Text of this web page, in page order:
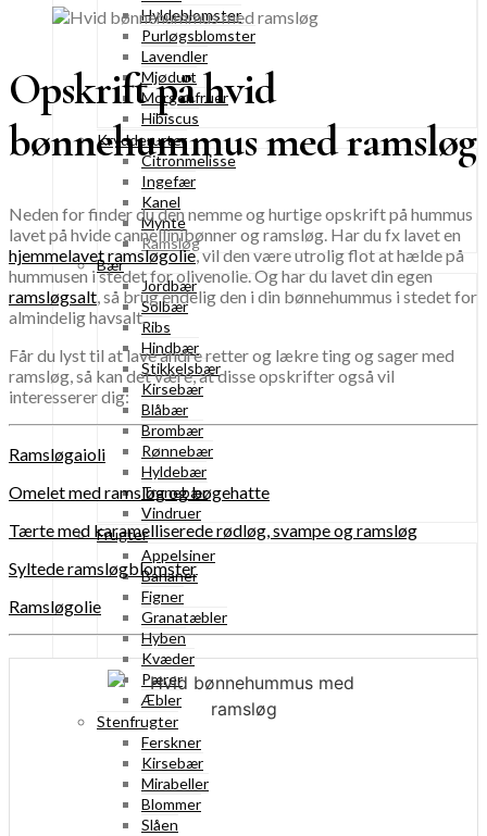
Hyldeblomster
Purløgsblomster
Lavendler
Mjødurt
Morgenfruer
Hibiscus
Krydderurter
Citronmelisse
Ingefær
Kanel
Mynte
Ramsløg
Bær
Jordbær
Solbær
Ribs
Hindbær
Stikkelsbær
Kirsebær
Blåbær
Brombær
Rønnebær
Hyldebær
Tranebær
Vindruer
Frugter
Appelsiner
Bananer
Figner
Granatæbler
Hyben
Kvæder
Pærer
Æbler
Stenfrugter
Ferskner
Kirsebær
Mirabeller
Blommer
Slåen
Opskrift på hvid
bønnehummus med ramsløg
Neden for finder du den nemme og hurtige opskrift på hummus
lavet på hvide cannellinibønner og ramsløg. Har du fx lavet en
hjemmelavet ramsløgolie, vil den være utrolig flot at hælde på
hummusen i stedet for olivenolie. Og har du lavet din egen
ramsløgsalt, så brug endelig den i din bønnehummus i stedet for
almindelig havsalt.
Får du lyst til at lave andre retter og lækre ting og sager med
ramsløg, så kan det være, at disse opskrifter også vil
interesserer dig:
Ramsløgaioli
Omelet med ramsløg og bøgehatte
Tærte med karamelliserede rødløg, svampe og ramsløg
Syltede ramsløgblomster
Ramsløgolie